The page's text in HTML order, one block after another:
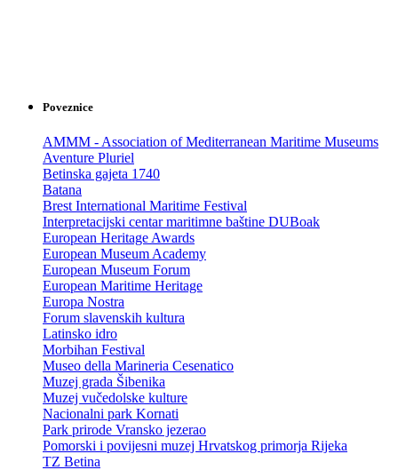
Poveznice
AMMM - Association of Mediterranean Maritime Museums
Aventure Pluriel
Betinska gajeta 1740
Batana
Brest International Maritime Festival
Interpretacijski centar maritimne baštine DUBoak
European Heritage Awards
European Museum Academy
European Museum Forum
European Maritime Heritage
Europa Nostra
Forum slavenskih kultura
Latinsko idro
Morbihan Festival
Museo della Marineria Cesenatico
Muzej grada Šibenika
Muzej vučedolske kulture
Nacionalni park Kornati
Park prirode Vransko jezerao
Pomorski i povijesni muzej Hrvatskog primorja Rijeka
TZ Betina